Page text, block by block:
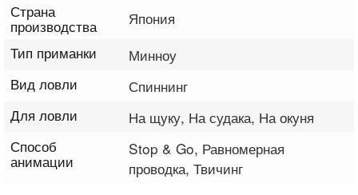
Страна
производства
Япония
Тип приманки
Минноу
Вид ловли
Спиннинг
Для ловли
На щуку, На судака, На окуня
Способ
анимации
Stop & Go, Равномерная
проводка, Твичинг